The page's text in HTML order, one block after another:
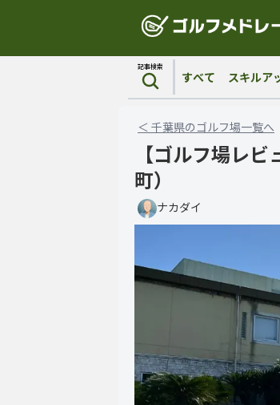
記事検索
すべて スキルア
＜ 千葉県の ゴルフ場一覧へ
【ゴルフ場レ
町）
ナカダイ